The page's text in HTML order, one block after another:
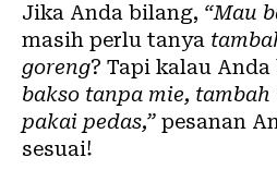
Jika Anda bilang, “Mau
masih perlu tanya
goreng? Tapi kalau
bakso tanpa mie,
pakai pedas,” pesanan
sesuai!